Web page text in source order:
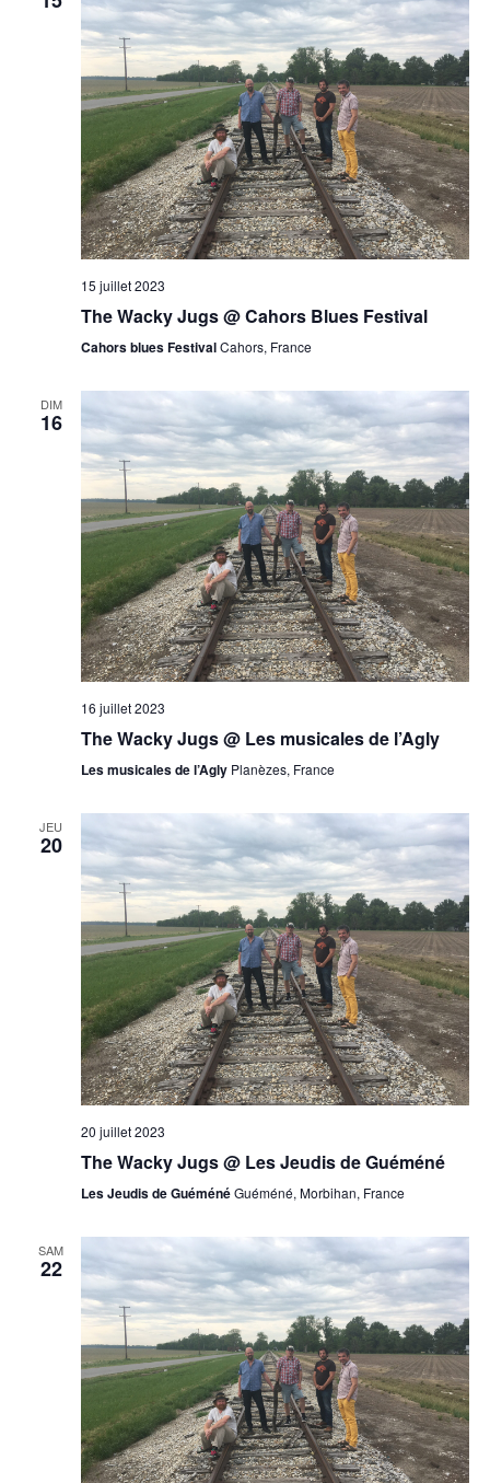
15 juillet 2023
The Wacky Jugs @ Cahors Blues Festival
Cahors blues FestivalCahors, France
DIM
16
16 juillet 2023
The Wacky Jugs @ Les musicales de l’Agly
Les musicales de l’Agly Planèzes, France
JEU
20
20 juillet 2023
The Wacky Jugs @ Les Jeudis de Guéméné
Les Jeudis de GuéménéGuéméné, Morbihan, France
SAM
22